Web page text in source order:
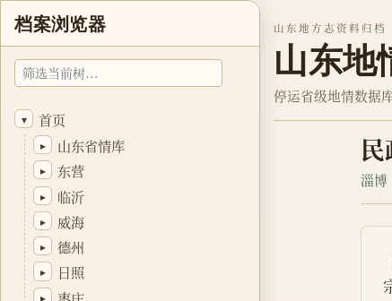
山东地方志资料归档
山东地
停运省级地情数据
淄博
档案浏览器
▾ 首页
▸ 山东省情库
▸ 东营
▸ 临沂
▸ 威海
▸ 德州
▸ 日照
▸